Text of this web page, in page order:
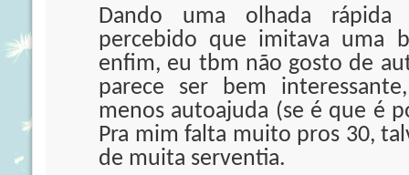
Dando uma olhada
percebido que imitava uma
enfim, eu tbm não gosto de
parece ser bem
menos autoajuda (se é que é
Pra mim falta muito pros 30,
de muita serventia.